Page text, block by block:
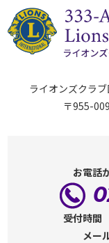
ライオンズクラ
〒955-
お電話
受付時間
メー